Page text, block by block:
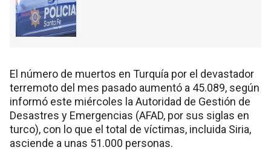
El número de muertos en Turquía por el devastador
terremoto del mes pasado aumentó a 45.089, según
informó este miércoles la Autoridad de Gestión de
Desastres y Emergencias (AFAD, por sus siglas en
turco), con lo que el total de víctimas, incluida Siria,
asciende a unas 51.000 personas.